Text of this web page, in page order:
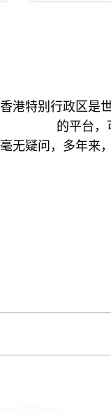
香港特别行政区是
的平台，
毫无疑问，多年来